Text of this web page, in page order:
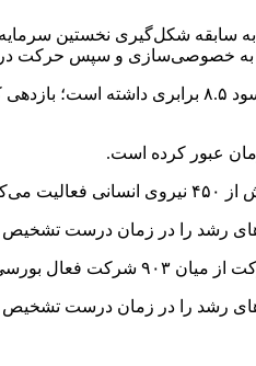
سابقه شکل‌گیری نخستین
به خصوصی‌سازی و سپس حرکت در
وی با اشاره به بازده سرمایه‌گذاری فیروزه در سرآوا گفت: این